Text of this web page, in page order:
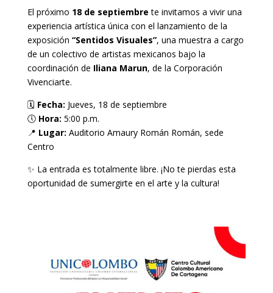
El próximo 18 de septiembre te invitamos a vivir una
experiencia artística única con el lanzamiento de la
exposición “Sentidos Visuales”, una muestra a cargo
de un colectivo de artistas mexicanos bajo la
coordinación de Iliana Marun, de la Corporación
Vivenciarte.
🗓 Fecha: Jueves, 18 de septiembre
🕔 Hora: 5:00 p.m.
📍 Lugar: Auditorio Amaury Román Román, sede
Centro
✨ La entrada es totalmente libre. ¡No te pierdas esta
oportunidad de sumergirte en el arte y la cultura!